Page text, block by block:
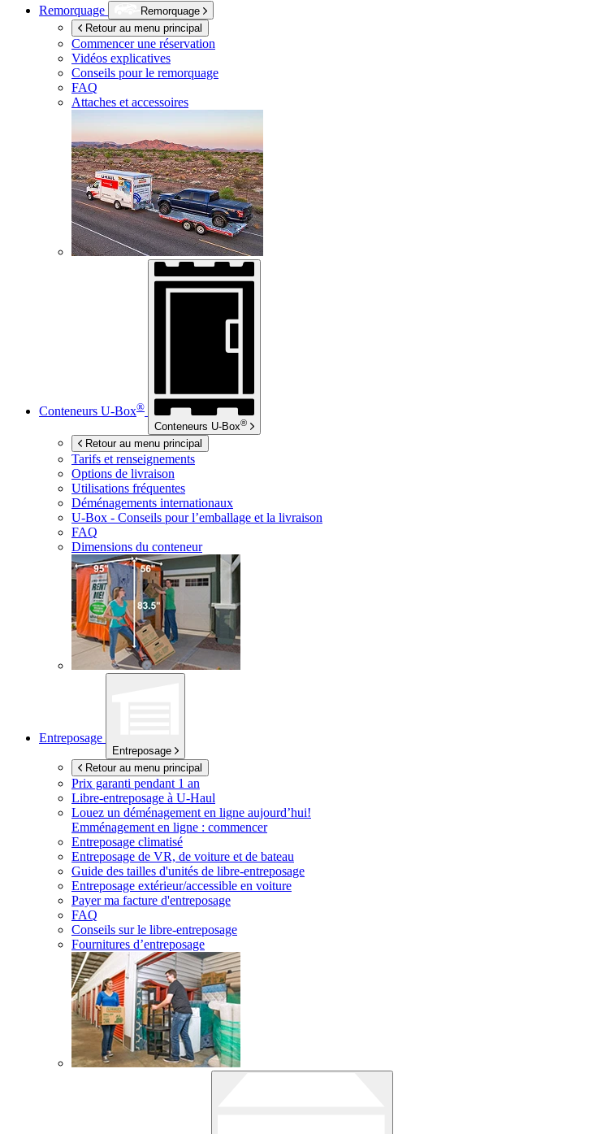
Remorquage
Remorquage
Retour au menu principal
Commencer une réservation
Vidéos explicatives
Conseils pour le remorquage
FAQ
Attaches et accessoires
Conteneurs U-Box®
Conteneurs U-Box®
Retour au menu principal
Tarifs et renseignements
Options de livraison
Utilisations fréquentes
Déménagements internationaux
U-Box - Conseils pour l’emballage et la livraison
FAQ
Dimensions du conteneur
Entreposage
Entreposage
Retour au menu principal
Prix garanti pendant 1 an
Libre-entreposage à U-Haul
Louez un déménagement en ligne aujourd’hui!
Emménagement en ligne : commencer
Entreposage climatisé
Entreposage de VR, de voiture et de bateau
Guide des tailles d'unités de libre-entreposage
Entreposage extérieur/accessible en voiture
Payer ma facture d'entreposage
FAQ
Conseils sur le libre-entreposage
Fournitures d’entreposage